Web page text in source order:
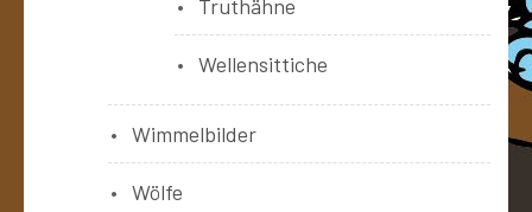
Truthähne
Wellensittiche
Wimmelbilder
Wölfe